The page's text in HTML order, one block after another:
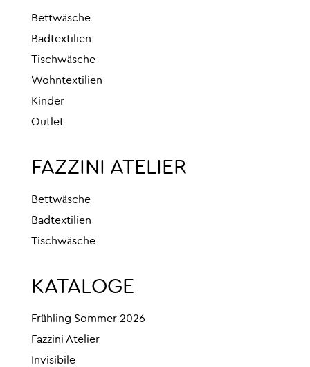
Bettwäsche
Badtextilien
Tischwäsche
Wohntextilien
Kinder
Outlet
FAZZINI ATELIER
Bettwäsche
Badtextilien
Tischwäsche
KATALOGE
Frühling Sommer 2026
Fazzini Atelier
Invisibile